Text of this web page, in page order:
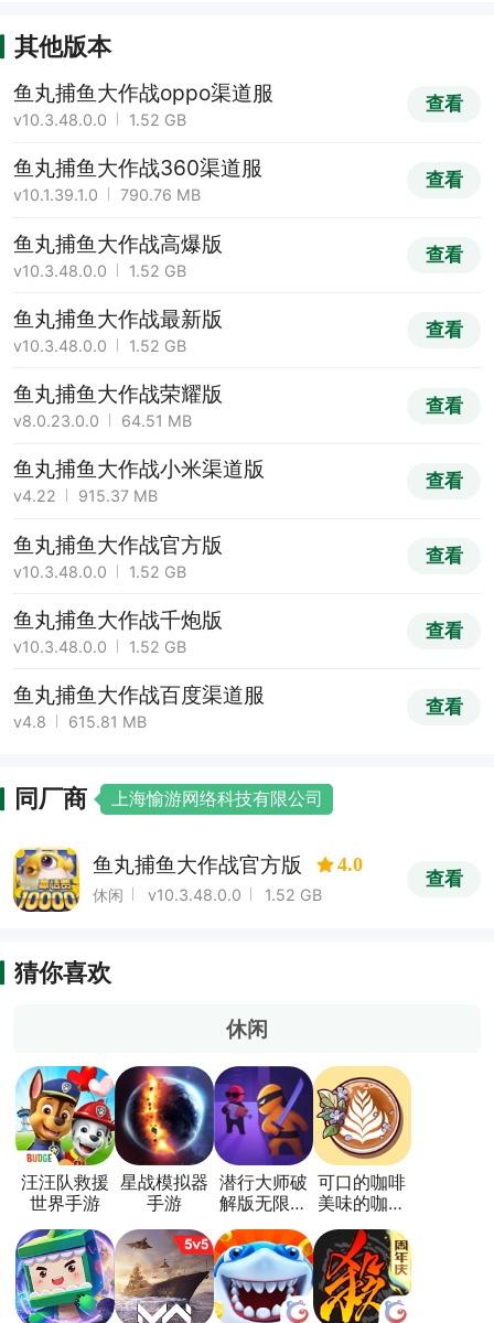
其他版本
鱼丸捕鱼大作战oppo渠道服
v10.3.48.0.0 1.52 GB
查看
鱼丸捕鱼大作战360渠道服
v10.1.39.1.0 790.76 MB
查看
鱼丸捕鱼大作战高爆版
v10.3.48.0.0 1.52 GB
查看
鱼丸捕鱼大作战最新版
v10.3.48.0.0 1.52 GB
查看
鱼丸捕鱼大作战荣耀版
v8.0.23.0.0 64.51 MB
查看
鱼丸捕鱼大作战小米渠道版
v4.22 915.37 MB
查看
鱼丸捕鱼大作战官方版
v10.3.48.0.0 1.52 GB
查看
鱼丸捕鱼大作战千炮版
v10.3.48.0.0 1.52 GB
查看
鱼丸捕鱼大作战百度渠道服
v4.8 615.81 MB
查看
同厂商 上海愉游网络科技有限公司
鱼丸捕鱼大作战官方版 4.0
休闲 v10.3.48.0.0 1.52 GB
查看
猜你喜欢
休闲
汪汪队救援
世界手游
星战模拟器
手游
潜行大师破
解版无限金
币无广告版
可口的咖啡
美味的咖啡
破解版